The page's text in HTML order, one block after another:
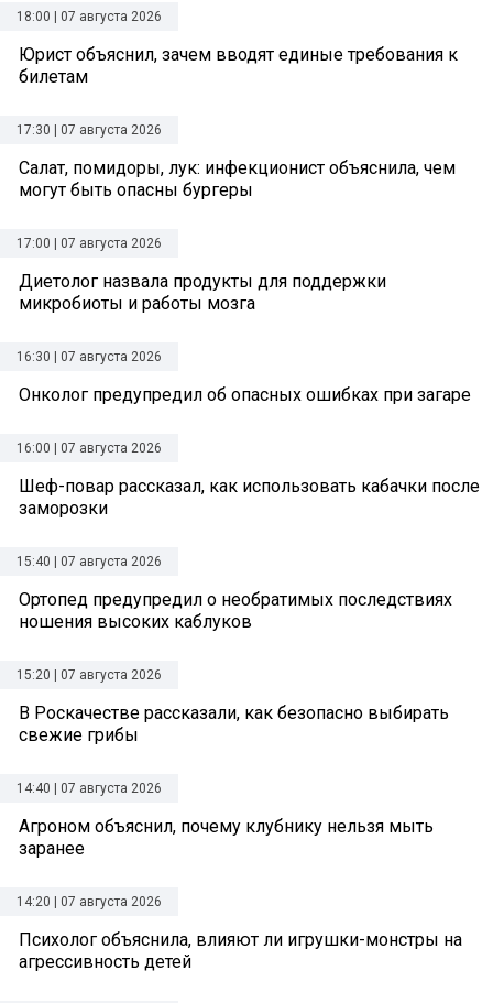
18:00 | 07 августа 2026
Юрист объяснил, зачем вводят единые требования к
билетам
17:30 | 07 августа 2026
Салат, помидоры, лук: инфекционист объяснила, чем
могут быть опасны бургеры
17:00 | 07 августа 2026
Диетолог назвала продукты для поддержки
микробиоты и работы мозга
16:30 | 07 августа 2026
Онколог предупредил об опасных ошибках при загаре
16:00 | 07 августа 2026
Шеф-повар рассказал, как использовать кабачки после
заморозки
15:40 | 07 августа 2026
Ортопед предупредил о необратимых последствиях
ношения высоких каблуков
15:20 | 07 августа 2026
В Роскачестве рассказали, как безопасно выбирать
свежие грибы
14:40 | 07 августа 2026
Агроном объяснил, почему клубнику нельзя мыть
заранее
14:20 | 07 августа 2026
Психолог объяснила, влияют ли игрушки-монстры на
агрессивность детей